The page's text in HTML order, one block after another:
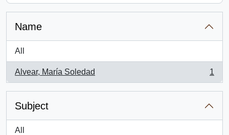
Name
All
Alvear, María Soledad
, 1 results
1
Subject
All